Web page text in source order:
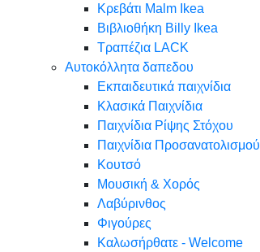
Κρεβάτι Malm Ikea
Βιβλιοθήκη Billy Ikea
Τραπέζια LACK
Αυτοκόλλητα δαπεδου
Εκπαιδευτικά παιχνίδια
Κλασικά Παιχνίδια
Παιχνίδια Ρίψης Στόχου
Παιχνίδια Προσανατολισμού
Κουτσό
Μουσική & Χορός
Λαβύρινθος
Φιγούρες
Καλωσήρθατε - Welcome